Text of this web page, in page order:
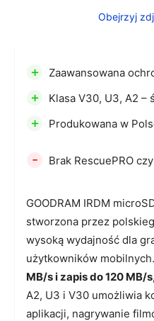
Obejrzyj
GOODRAM IRDM
stworzona przez
wysoką wydajność dla
użytkowników
MB/s i zapis do 120 MB/
A2, U3 i V30 umożliwia
aplikacji, nagrywanie
+ Zaawansowana
+ Klasa V30, U3, A2 –
+ Produkowana w
- Brak RescuePRO